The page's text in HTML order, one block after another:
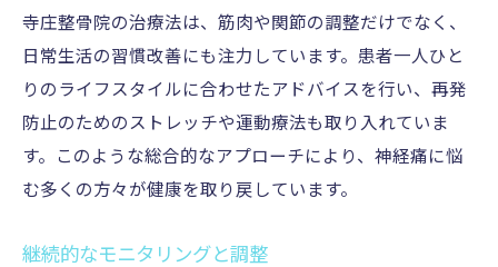
寺庄整骨院の治療法は、筋肉や関節の調整だけでなく、
日常生活の習慣改善にも注力しています。患者一人ひと
りのライフスタイルに合わせたアドバイスを行い、再発
防止のためのストレッチや運動療法も取り入れていま
す。このような総合的なアプローチにより、神経痛に悩
む多くの方々が健康を取り戻しています。
継続的なモニタリングと調整